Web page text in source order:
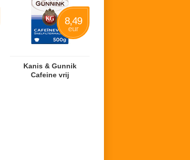
8,49
eur
Kanis & Gunnik
Cafeine vrij